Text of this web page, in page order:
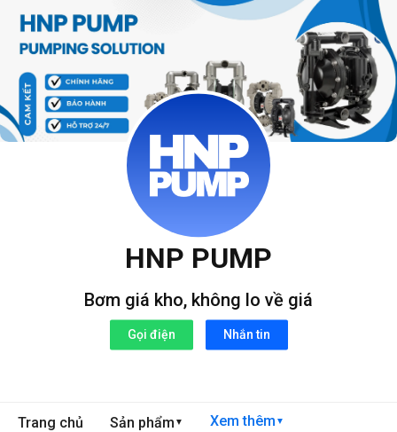
qua
dung
HNP PUMP
Bơm giá kho, không lo về giá
Gọi điện Nhắn tin
Trang chủ Sản phẩm ▼ Xem thêm ▼